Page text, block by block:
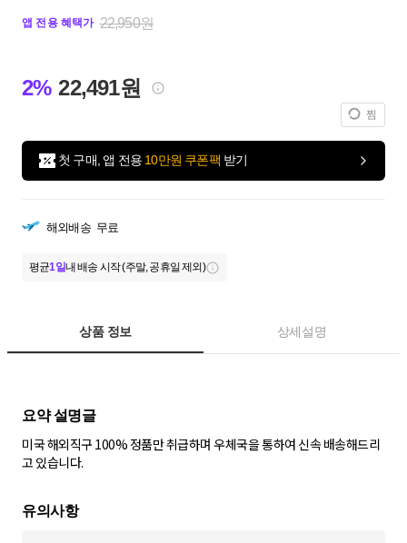
앱 전용 혜택가 22,950원
2% 22,491원
찜
첫 구매, 앱 전용 10만원 쿠폰팩 받기
해외배송 무료
평균1일내 배송 시작 (주말, 공휴일 제외)
상품 정보 상세설명
요약 설명글
미국 해외직구 100% 정품만 취급하며 우체국을 통하여 신속 배송해드리
고 있습니다.
유의사항